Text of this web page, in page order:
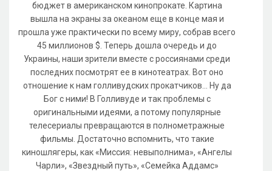
бюджет в американском кинопрокате. Картина
вышла на экраны за океаном еще в конце мая и
прошла уже практически по всему миру, собрав всего
45 миллионов $. Теперь дошла очередь и до
Украины, наши зрители вместе с россиянами среди
последних посмотрят ее в кинотеатрах. Вот оно
отношение к нам голливудских прокатчиков… Ну да
Бог с ними! В Голливуде и так проблемы с
оригинальными идеями, а потому популярные
телесериалы превращаются в полнометражные
фильмы. Достаточно вспомнить, что такие
киношлягеры, как «Миссия: невыполнима», «Ангелы
Чарли», «Звездный путь», «Семейка Аддамс»